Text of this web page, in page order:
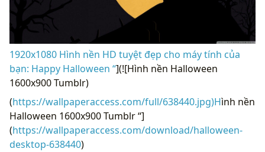
1920x1080 Hình nền HD tuyệt đẹp cho máy tính của
bạn: Happy Halloween “](![Hình nền Halloween
1600x900 Tumblr)
(https://wallpaperaccess.com/full/638440.jpg)Hình nền
Halloween 1600x900 Tumblr “]
(https://wallpaperaccess.com/download/halloween-
desktop-638440)